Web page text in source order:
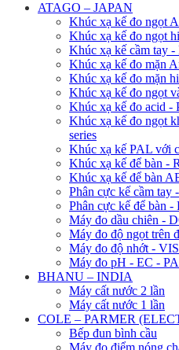
ATAGO – JAPAN
Khúc xạ kế đo ngọt
Khúc xạ kế đo ngọt
Khúc xạ kế cầm tay -
Khúc xạ kế đo mặn
Khúc xạ kế đo mặn
Khúc xạ kế đo ngọt
Khúc xạ kế đo acid
Khúc xạ kế đo ngọt
series
Khúc xạ kế PAL với
Khúc xạ kế để bàn -
Khúc xạ kế để bàn
Phân cực kế cầm tay
Phân cực kế để bàn
Máy đo dầu chiên -
Máy đo độ ngọt trên
Máy đo độ nhớt -
Máy đo pH - EC -
BHANU – INDIA
Máy cất nước 2 lần
Máy cất nước 1 lần
COLE – PARMER
Bếp đun bình cầu